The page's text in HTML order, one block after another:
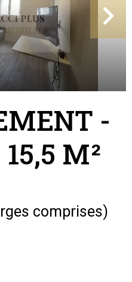
-
M²
comprises)